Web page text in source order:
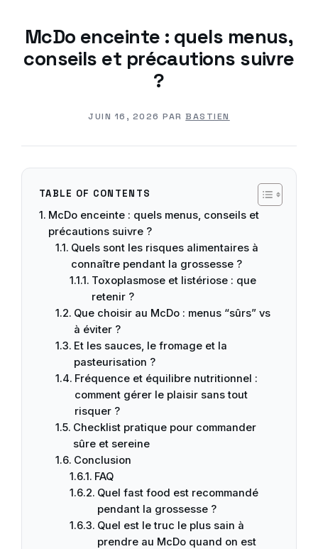
McDo enceinte : quels menus,
conseils et précautions suivre
?
JUIN 16, 2026 PARBASTIEN
TABLE OF CONTENTS
McDo enceinte : quels menus, conseils et
précautions suivre ?
Quels sont les risques alimentaires à
connaître pendant la grossesse ?
Toxoplasmose et listériose : que
retenir ?
Que choisir au McDo : menus “sûrs” vs
à éviter ?
Et les sauces, le fromage et la
pasteurisation ?
Fréquence et équilibre nutritionnel :
comment gérer le plaisir sans tout
risquer ?
Checklist pratique pour commander
sûre et sereine
Conclusion
FAQ
Quel fast food est recommandé
pendant la grossesse ?
Quel est le truc le plus sain à
prendre au McDo quand on est